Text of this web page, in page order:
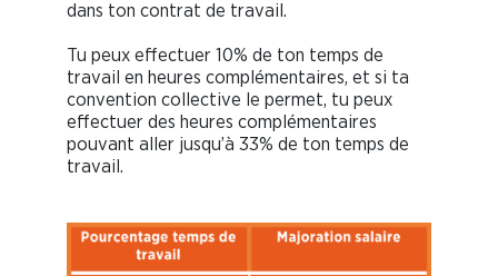
dans ton contrat de travail.
Tu peux effectuer 10% de ton temps de
travail en heures complémentaires, et si ta
convention collective le permet, tu peux
effectuer des heures complémentaires
pouvant aller jusqu’à 33% de ton temps de
travail.